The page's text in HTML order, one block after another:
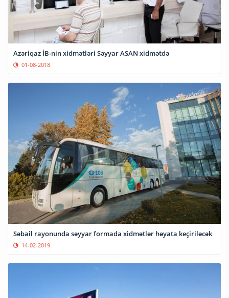
Azəriqaz İB-nin xidmətləri Səyyar ASAN xidmətdə
01-08-2018
Səbail rayonunda səyyar formada xidmətlər həyata keçiriləcək
14-02-2019